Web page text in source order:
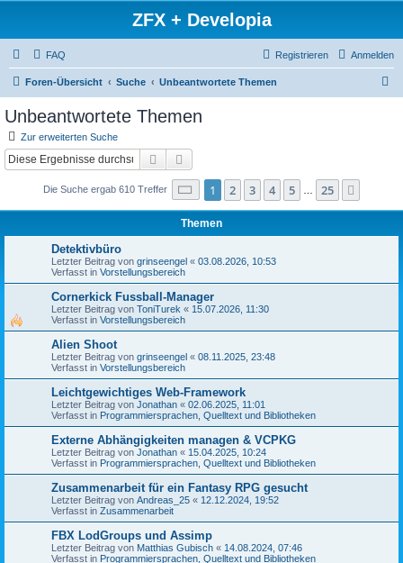
ZFX + Developia
FAQ Anmelden
Registrieren
Foren-Übersicht Suche Unbeantwortete Themen
Unbeantwortete Themen
Zur erweiterten Suche
Suche
Die Suche ergab 610 Treffer Seite 1von 25
1 2 3 4 5 25
Themen
Detektivbüro
Letzter Beitrag von grinseengel « 03.08.2026, 10:53
Verfasst in Vorstellungsbereich
Cornerkick Fussball-Manager
Letzter Beitrag von ToniTurek « 15.07.2026, 11:30
Verfasst in Vorstellungsbereich
Alien Shoot
Letzter Beitrag von grinseengel « 08.11.2025, 23:48
Verfasst in Vorstellungsbereich
Leichtgewichtiges Web-Framework
Letzter Beitrag von Jonathan « 02.06.2025, 11:01
Verfasst in Programmiersprachen, Quelltext und Bibliotheken
Externe Abhängigkeiten managen & VCPKG
Letzter Beitrag von Jonathan « 15.04.2025, 10:24
Verfasst in Programmiersprachen, Quelltext und Bibliotheken
Zusammenarbeit für ein Fantasy RPG gesucht
Letzter Beitrag von Andreas_25 « 12.12.2024, 19:52
Verfasst in Zusammenarbeit
FBX LodGroups und Assimp
Letzter Beitrag von Matthias Gubisch « 14.08.2024, 07:46
Verfasst in Programmiersprachen, Quelltext und Bibliotheken